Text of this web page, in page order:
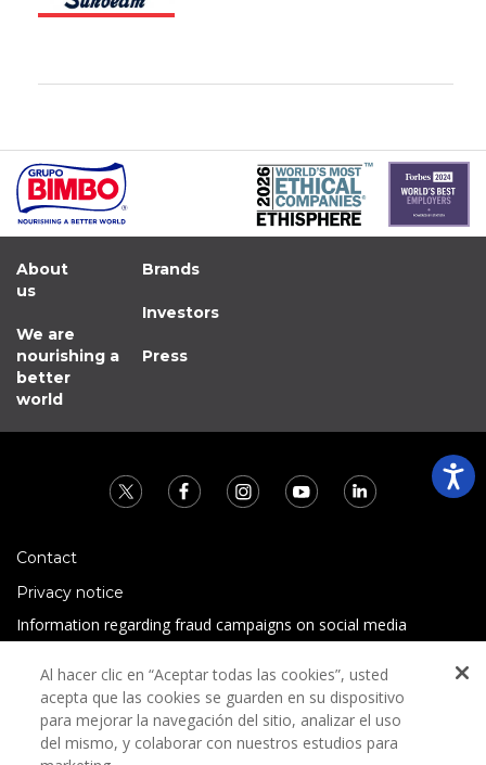
About
us
We are
nourishing a
better
world
Brands
Investors
Press
Contact
Privacy notice
Information regarding fraud campaigns on social media
Terms and conditions
Al hacer clic en “Aceptar todas las cookies”, usted
acepta que las cookies se guarden en su dispositivo
para mejorar la navegación del sitio, analizar el uso
del mismo, y colaborar con nuestros estudios para